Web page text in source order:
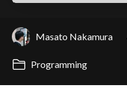
Masato Nakamura
Programming